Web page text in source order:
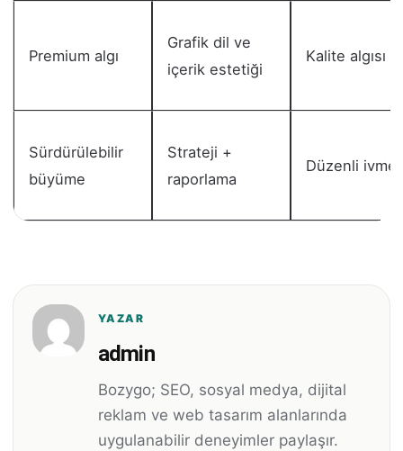
Premium algı
Grafik dil ve
içerik estetiği
Kalite algısı
Sürdürülebilir
büyüme
Strateji +
raporlama
Düzenli ivme
YAZAR
admin
Bozygo; SEO, sosyal medya, dijital
reklam ve web tasarım alanlarında
uygulanabilir deneyimler paylaşır.